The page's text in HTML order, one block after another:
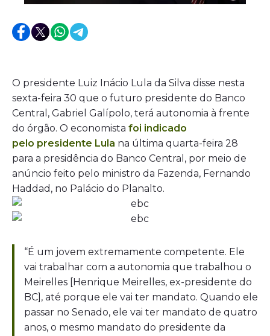
O presidente Luiz Inácio Lula da Silva disse nesta
sexta-feira 30 que o futuro presidente do Banco
Central, Gabriel Galípolo, terá autonomia à frente
do órgão. O economista foi indicado
pelo presidente Lula na última quarta-feira 28
para a presidência do Banco Central, por meio de
anúncio feito pelo ministro da Fazenda, Fernando
Haddad, no Palácio do Planalto.
“É um jovem extremamente competente. Ele
vai trabalhar com a autonomia que trabalhou o
Meirelles [Henrique Meirelles, ex-presidente do
BC], até porque ele vai ter mandato. Quando ele
passar no Senado, ele vai ter mandato de quatro
anos, o mesmo mandato do presidente da